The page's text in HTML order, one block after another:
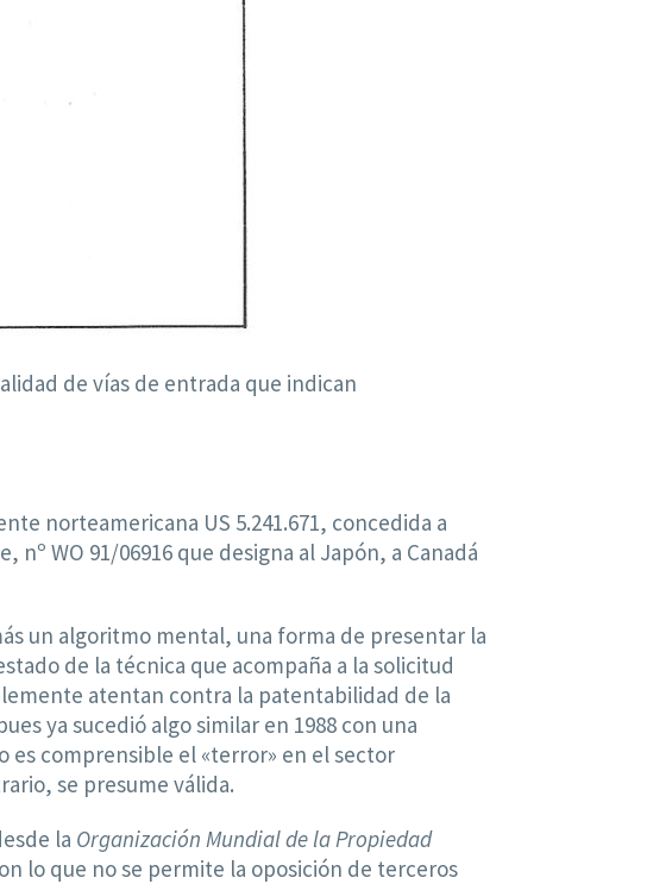
de vías de entrada que indican
norteamericana US 5.241.671, concedida a
nº WO 91/06916 que designa al Japón, a Canadá
un algoritmo mental, una forma de presentar la
de la técnica que acompaña a la solicitud
atentan contra la patentabilidad de la
ya sucedió algo similar en 1988 con una
es comprensible el «terror» en el sector
se presume válida.
la Organización Mundial de la Propiedad
lo que no se permite la oposición de terceros